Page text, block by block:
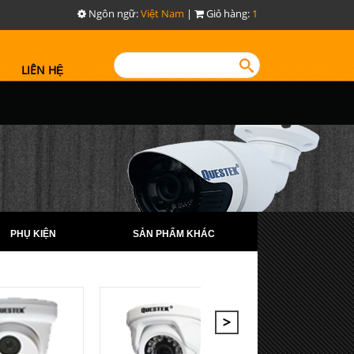
Ngôn ngữ:Việt Nam | Giỏ hàng: 1
LIÊN HỆ
PHỤ KIỆN SẢN PHẨM KHÁC